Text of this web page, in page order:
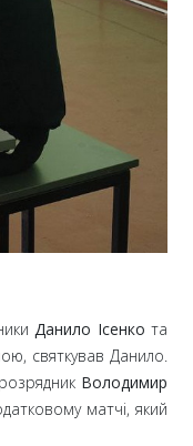
Данило Ісенко та
святкував Данило.
Володимир
матчі, який